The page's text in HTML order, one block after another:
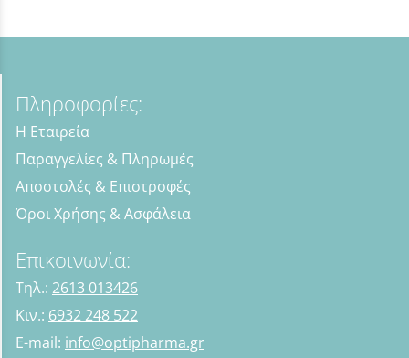
Πληροφορίες:
Η Εταιρεία
Παραγγελίες & Πληρωμές
Αποστολές & Επιστροφές
Όροι Χρήσης & Ασφάλεια
Επικοινωνία:
Τηλ.: 2613 013426
Κιν.: 6932 248 522
E-mail: info@optipharma.gr